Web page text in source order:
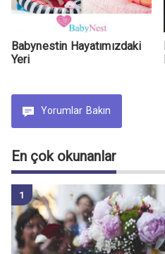
Babynestin Hayatımızdaki
Yeri
Yorumlar Bakın
En çok okunanlar